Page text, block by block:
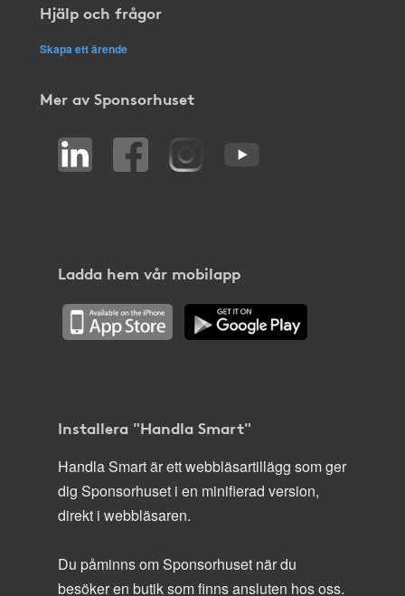
Hjälp och frågor
Skapa ett ärende
Mer av Sponsorhuset
Ladda hem vår mobilapp
Installera "Handla Smart"
Handla Smart är ett webbläsartillägg som ger
dig Sponsorhuset i en minifierad version,
direkt i webbläsaren.
Du påminns om Sponsorhuset när du
besöker en butik som finns ansluten hos oss.